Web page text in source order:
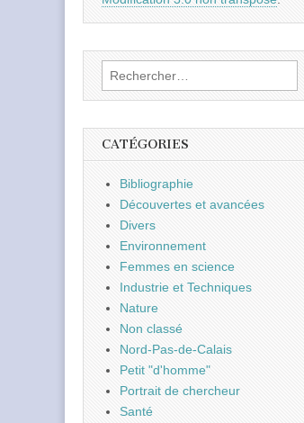
Rechercher :
CATÉGORIES
Bibliographie
Découvertes et avancées
Divers
Environnement
Femmes en science
Industrie et Techniques
Nature
Non classé
Nord-Pas-de-Calais
Petit "d'homme"
Portrait de chercheur
Santé